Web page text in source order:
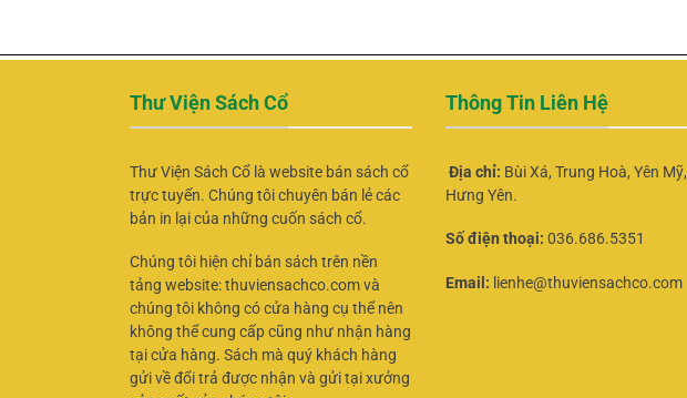
Thư Viện Sách Cổ
Thư Viện Sách Cổ là website bán sách cổ
trực tuyến. Chúng tôi chuyên bán lẻ các
bản in lại của những cuốn sách cổ.
Chúng tôi hiện chỉ bán sách trên nền
tảng website: thuviensachco.com và
chúng tôi không có cửa hàng cụ thể nên
không thể cung cấp cũng như nhận hàng
tại cửa hàng. Sách mà quý khách hàng
gửi về đổi trả được nhận và gửi tại xưởng
Thông Tin Liên Hệ
Địa chỉ: Bùi Xá, Trung Hoà, Yên Mỹ,
Hưng Yên.
Số điện thoại: 036.686.5351
Email: lienhe@thuviensachco.com